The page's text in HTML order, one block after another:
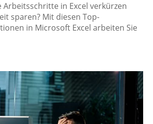
Arbeitsschritte in Excel verkürzen
sparen? Mit diesen Top-
in Microsoft Excel arbeiten Sie